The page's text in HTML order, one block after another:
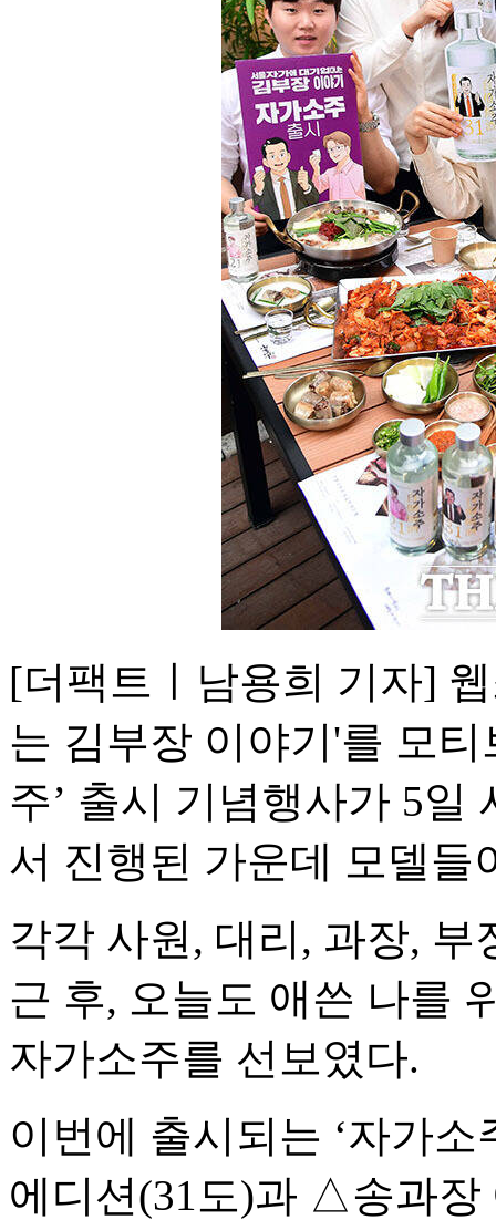
[더팩트ㅣ남용희 기자]
는 김부장 이야기'를 모
주’ 출시 기념행사가 5일
서 진행된 가운데 모델들
각각 사원, 대리, 과장, 부
근 후, 오늘도 애쓴 나를
자가소주를 선보였다.
이번에 출시되는 ‘자가
에디션(31도)과 △송과장